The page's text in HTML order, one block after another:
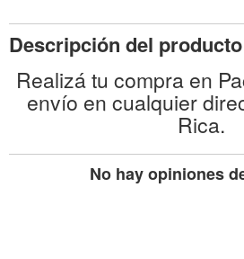
Descripción del producto
Realizá tu compra en
envío en cualquier
Rica.
No hay opiniones